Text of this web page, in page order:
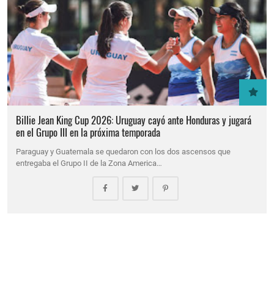
Billie Jean King Cup 2026: Uruguay cayó ante Honduras y jugará
en el Grupo III en la próxima temporada
Paraguay y Guatemala se quedaron con los dos ascensos que
entregaba el Grupo II de la Zona America…